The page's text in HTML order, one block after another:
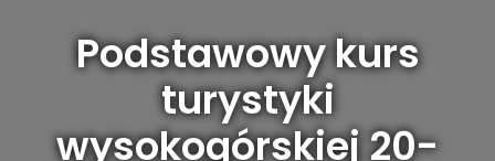
Podstawowy kurs
turystyki
wysokogórskiej 20-